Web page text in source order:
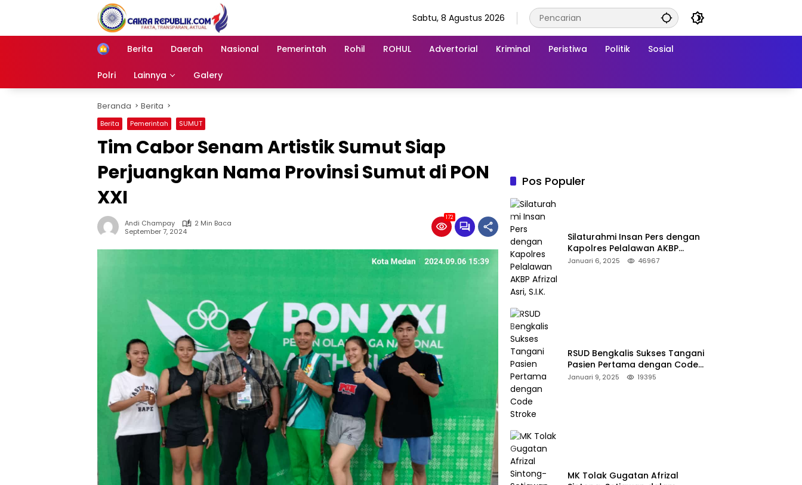
Sabtu, 8 Agustus 2026
Berita Daerah Nasional Pemerintah Rohil ROHUL Advertorial Kriminal Peristiwa Politik Sosial
Polri Lainnya Galery
Beranda Berita
Berita Pemerintah SUMUT
Tim Cabor Senam Artistik Sumut Siap
Perjuangkan Nama Provinsi Sumut di PON
XXI
Andi Champay
2 Min Baca
September 7, 2024
172
Pos Populer
Silaturahmi Insan Pers dengan
Kapolres Pelalawan AKBP
Afrizal Asri, S.I.K.
Januari 6, 2025 46967
RSUD Bengkalis Sukses Tangani
Pasien Pertama dengan Code
Stroke
Januari 9, 2025 19395
MK Tolak Gugatan Afrizal